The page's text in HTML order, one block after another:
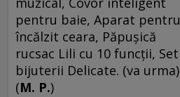
pentru baie, Aparat pentru
încălzit ceara, Păpuşică
rucsac Lili cu 10 funcţii, Set
bijuterii Delicate. (va urma)
(M. P.)